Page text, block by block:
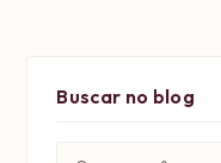
Buscar no blog
Buscar por: